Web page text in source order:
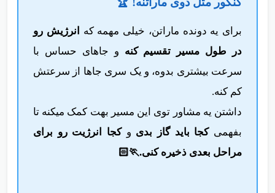
برای یه دونده ماراتن، خیلی مهمه که
انرژیش رو
در طول مسیر تقسیم کنه و جاهای حساس با
سرعت بیشتری بدوه، و یک سری جاها از سرعتش
کم کنه.
داشتن یه مشاور توی این مسیر بهت کمک میکنه تا
بفهمیکجا باید گاز بدی و کجا انرژیت رو برای
مراحل بعدی ذخیره کنی.🏃🏻